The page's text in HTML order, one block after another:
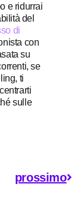
e ridurrai
del
di
con
su
se
ti
sulle
prossimo